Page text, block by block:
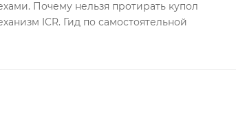
Почему нельзя протирать купол
ICR. Гид по самостоятельной